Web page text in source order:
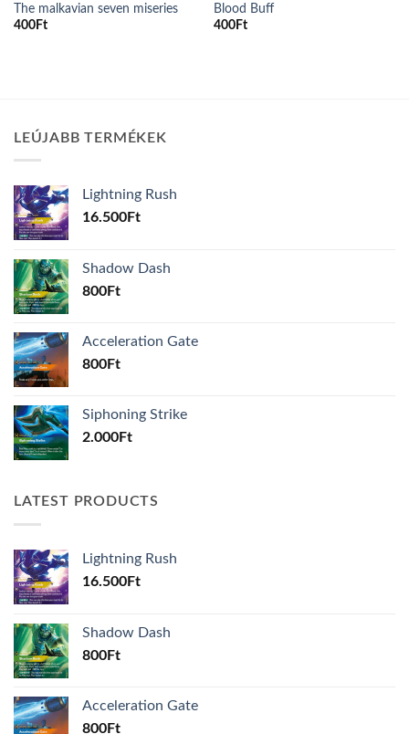
The malkavian seven miseries
400Ft
Blood Buff
400Ft
LEÚJABB TERMÉKEK
Lightning Rush
16.500Ft
Shadow Dash
800Ft
Acceleration Gate
800Ft
Siphoning Strike
2.000Ft
LATEST PRODUCTS
Lightning Rush
16.500Ft
Shadow Dash
800Ft
Acceleration Gate
800Ft